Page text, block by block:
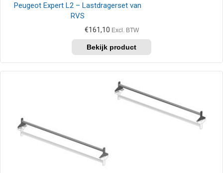
Peugeot Expert L2 – Lastdragerset van
RVS
€161,10 Excl. BTW